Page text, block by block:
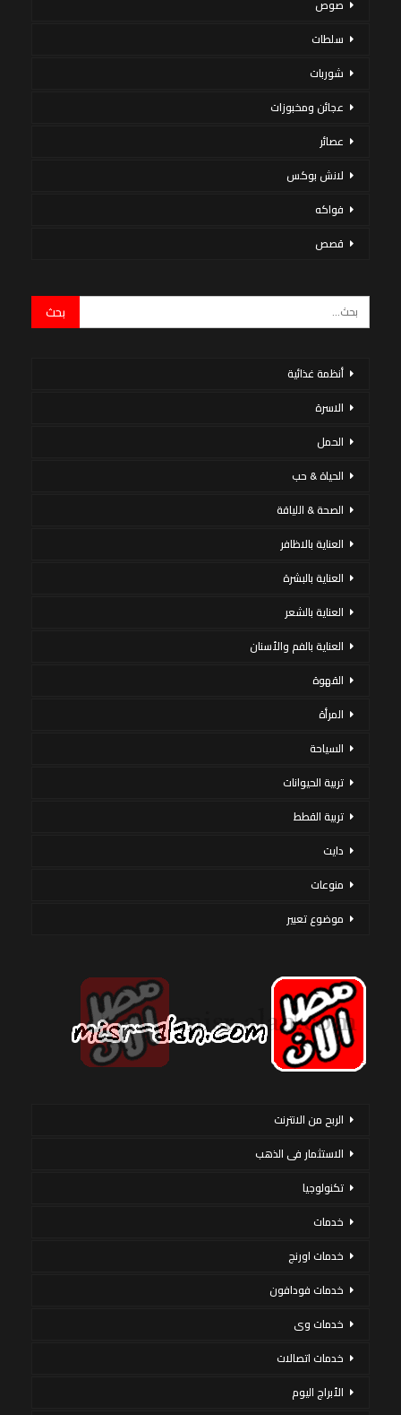
صوص
سلطات
شوربات
عجائن ومخبوزات
عصائر
لانش بوكس
فواكه
قصص
أنظمة غذائية
الاسرة
الحمل
الحياة & حب
الصحة & اللياقة
العناية بالاظافر
العناية بالبشرة
العناية بالشعر
العناية بالفم والأسنان
القهوة
المرأة
السياحة
تربية الحيوانات
تربية القطط
دايت
منوعات
موضوع تعبير
الربح من الانترنت
الاستثمار فى الذهب
تكنولوجيا
خدمات
خدمات اورنج
خدمات فودافون
خدمات وى
خدمات اتصالات
الأبراج اليوم